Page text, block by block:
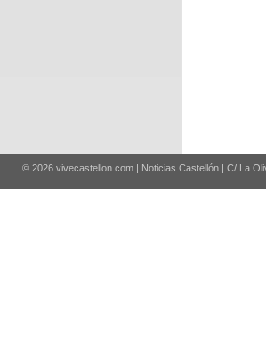
© 2026 vivecastellon.com | Noticias Castellón | C/ La